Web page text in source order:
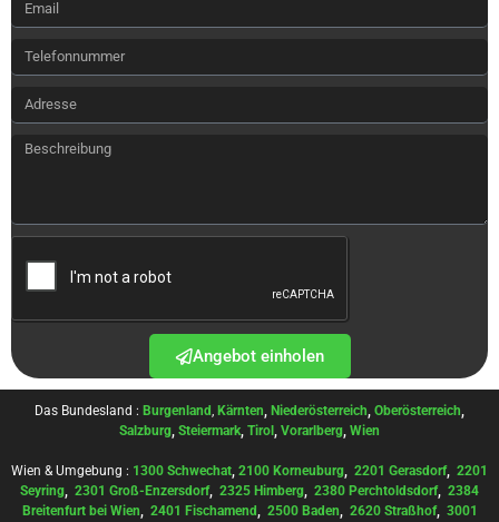
Angebot einholen
Das Bundesland : Burgenland, Kärnten, Niederösterreich, Oberösterreich,
Salzburg, Steiermark, Tirol , Vorarlberg, Wien
Wien & Umgebung : 1300 Schwechat, 2100 Korneuburg, 2201 Gerasdorf, 2201
Seyring, 2301 Groß-Enzersdorf, 2325 Himberg, 2380 Perchtoldsdorf, 2384
Breitenfurt bei Wien, 2401 Fischamend, 2500 Baden, 2620 Straßhof, 3001